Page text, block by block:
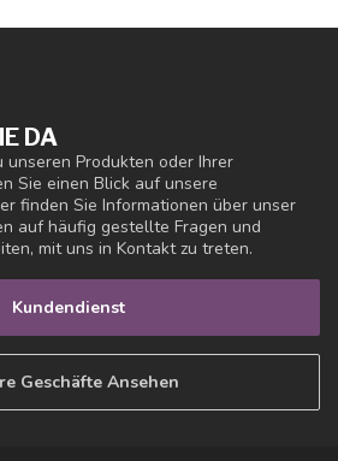
DA
unseren Produkten oder Ihrer
Sie einen Blick auf unsere
finden Sie Informationen über unser
auf häufig gestellte Fragen und
mit uns in Kontakt zu treten.
Kundendienst
Geschäfte Ansehen